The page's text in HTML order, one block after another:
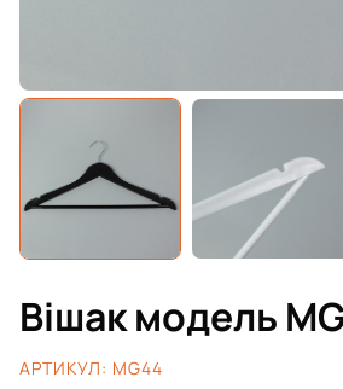
Вішак модель
АРТИКУЛ: MG44